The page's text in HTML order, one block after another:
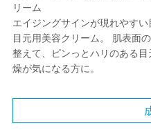
リーム
エイジングサインが現れやす
目元用美容クリーム。 肌表面
整えて、ピンっとハリのある
燥が気になる方に。